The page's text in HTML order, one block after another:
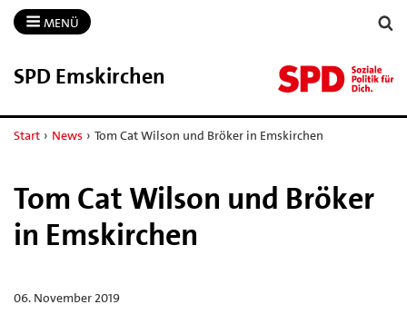
MENÜ
SPD Emskirchen
Start › News › Tom Cat Wilson und Bröker in Emskirchen
Tom Cat Wilson und Bröker
in Emskirchen
06. November 2019